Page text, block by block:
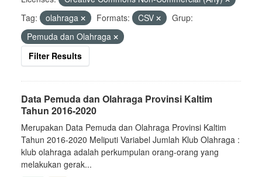
Tag:
olahraga Formats: CSV
Grup:
Pemuda dan Olahraga
Filter Results
Data Pemuda dan Olahraga Provinsi Kaltim
Tahun 2016-2020
Merupakan Data Pemuda dan Olahraga Provinsi Kaltim
Tahun 2016-2020 Meliputi Variabel Jumlah Klub Olahraga :
klub olahraga adalah perkumpulan orang-orang yang
melakukan gerak...